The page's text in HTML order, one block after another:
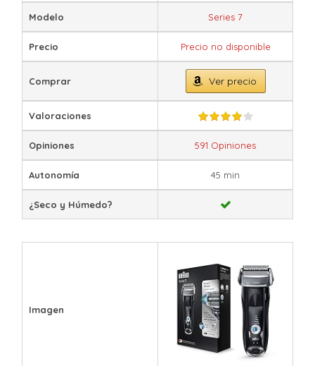
Modelo Series 7
Precio Precio no disponible
Comprar Ver precio
Valoraciones
Opiniones 591 Opiniones
Autonomía 45 min
¿Seco y Húmedo?
Imagen